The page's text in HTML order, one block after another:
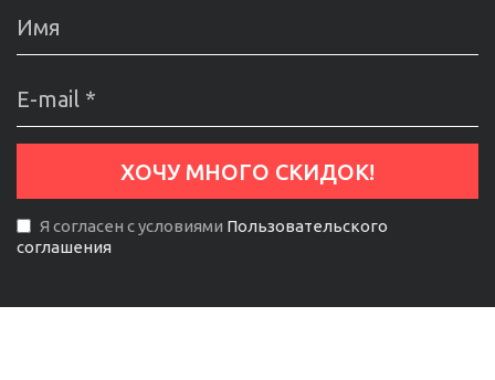
Я согласен с условиями Пользовательского
соглашения